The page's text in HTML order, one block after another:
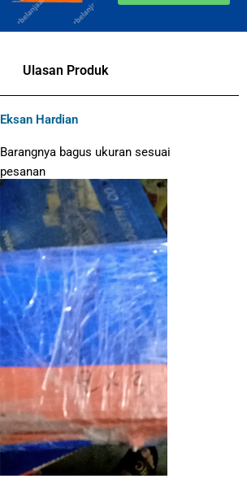
Ulasan Produk
Eksan Hardian
Barangnya bagus ukuran sesuai
pesanan